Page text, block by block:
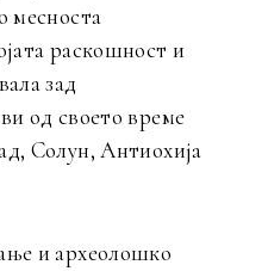
месноста
раскошност и
зад
од своето време
Солун, Антиохија
и археолошко